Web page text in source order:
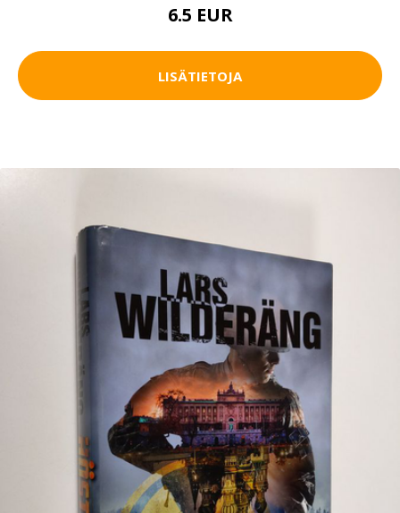
6.5 EUR
LISÄTIETOJA